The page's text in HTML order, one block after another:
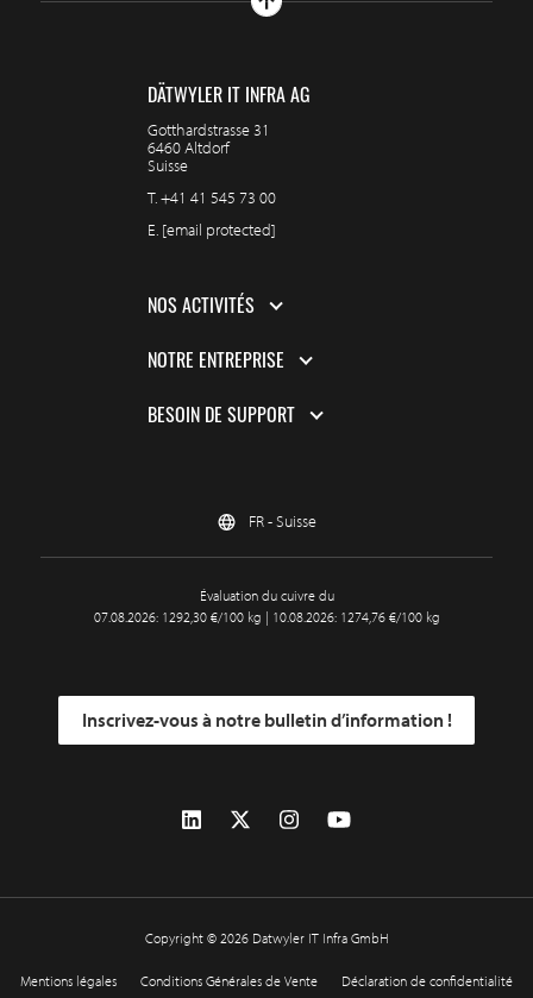
DÄTWYLER IT INFRA AG
Gotthardstrasse 31
6460 Altdorf
Suisse
T.+41 41 545 73 00
E. [email protected]
NOS ACTIVITÉS
NOTRE ENTREPRISE
BESOIN DE SUPPORT
FR - Suisse
Évaluation du cuivre du
07.08.2026: 1292,30 €/100 kg | 10.08.2026: 1274,76 €/100 kg
Inscrivez-vous à notre bulletin d’information !
Copyright © 2026 Datwyler IT Infra GmbH
Mentions légales Conditions Générales de Vente Déclaration de confidentialité